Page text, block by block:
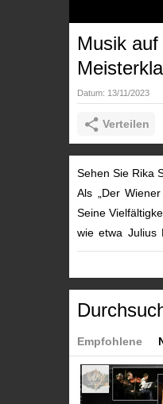
Musik
Datum: 13/11/2023
Verteilen
Sehen Sie Rika
Als „Der
Seine
wie etwa Julius
Haselsteiner,
Weiter
Kategorien:
Themen »
Themen »
Themen »
Empfohlene